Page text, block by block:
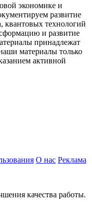
экономике и
развитие
квантовых технологий
и развитие
принадлежат
материалы только
активной
О нас Реклама
качества работы.